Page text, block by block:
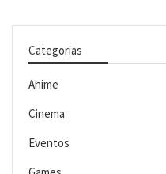
Categorias
Anime
Cinema
Eventos